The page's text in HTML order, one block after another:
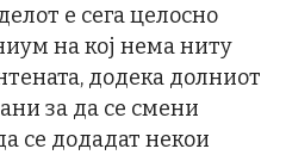
е сега целосно
на кој нема ниту
додека долниот
за да се смени
се додадат некои